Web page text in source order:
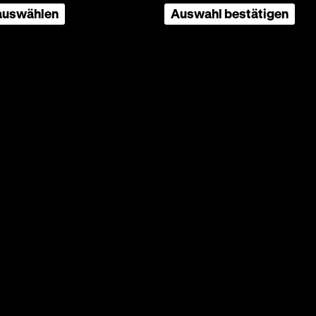
Auswahl bestätigen